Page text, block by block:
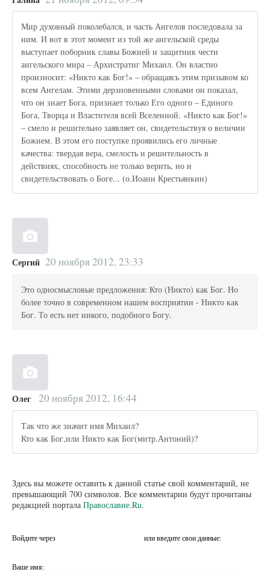
Мир духовный поколебался, и часть Ангелов последовала за
ним. И вот в этот момент из той же ангельской среды
выступает поборник славы Божией и защитник чести
ангельского мира – Архистратиг Михаил. Он властно
произносит: «Никто как Бог!» – обращаясь этим призывом ко
всем Ангелам. Этими дерзновенными словами он показал,
что он знает Бога, признает только Его одного – Единого
Бога, Творца и Властителя всей Вселенной. «Никто как Бог!»
– смело и решительно заявляет он, свидетельствуя о величии
Божием. В этом его поступке проявились его личные
качества: твердая вера, смелость и решительность в
действиях, способность не только верить, но и
свидетельствовать о Боге... (о.Иоанн Крестьянкин)
Сергий 20 ноября 2012, 23:33
Это односмысловые предложения: Кто (Никто) как Бог. Но
более точно в современном нашем восприятии - Никто как
Бог. То есть нет никого, подобного Богу.
Олег 20 ноября 2012, 16:44
Так что же значит имя Михаил?
Кто как Бог,или Никто как Бог(митр.Антоний)?
Здесь вы можете оставить к данной статье свой комментарий, не
превышающий 700 символов. Все комментарии будут прочитаны
редакцией портала Православие.Ru.
Войдите через или введите свои данные:
Ваше имя: